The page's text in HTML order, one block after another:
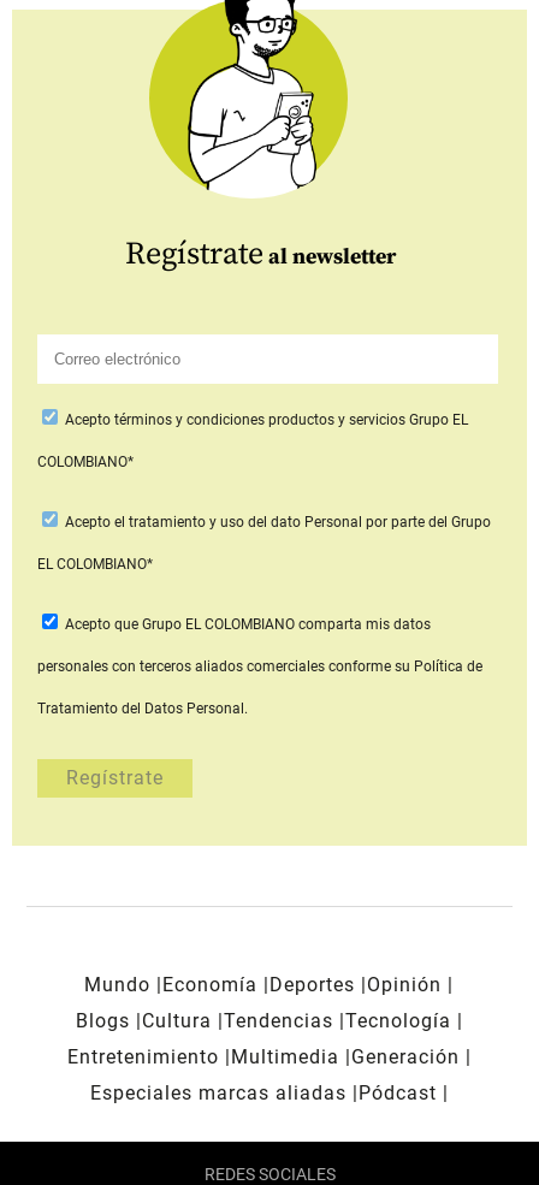
Regístrate al newsletter
Aceptotérminos y condiciones productos y serviciosGrupo EL
COLOMBIANO*
Acepto el tratamiento y uso del dato Personal por parte del Grupo
EL COLOMBIANO*
Acepto que Grupo EL COLOMBIANOcomparta mis datos
personales con terceros aliados comerciales conforme su Política de
Tratamiento del Datos Personal.
Mundo Economía Deportes
Opinión
Blogs
Cultura Tendencias Tecnología
Entretenimiento
Multimedia
Generación
Especiales marcas aliadas
Pódcast
REDES SOCIALES